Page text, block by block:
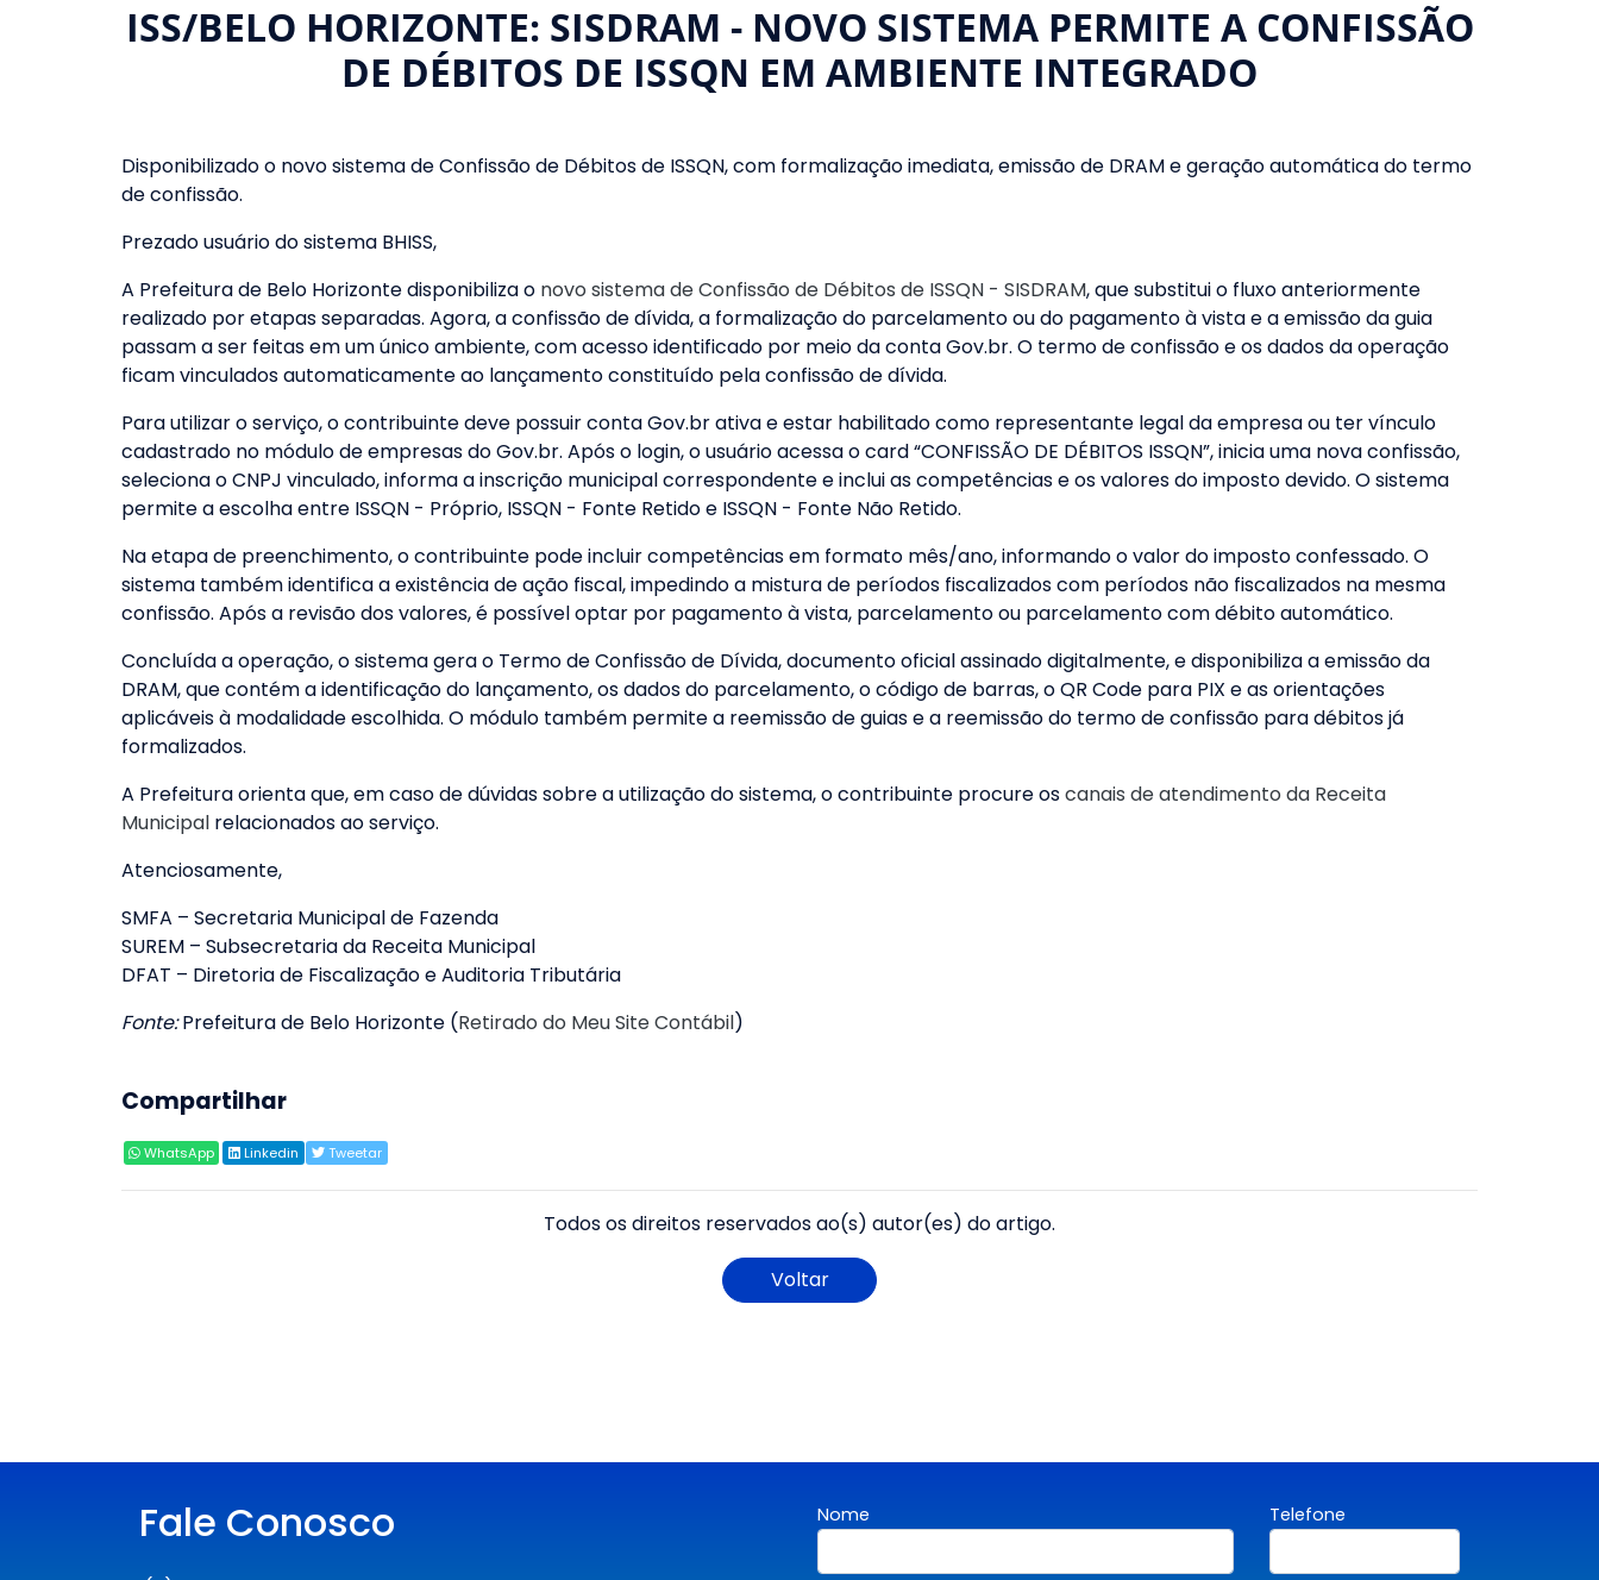
ISS/BELO HORIZONTE: SISDRAM - NOVO SISTEMA PERMITE A CONFISSÃO
DE DÉBITOS DE ISSQN EM AMBIENTE INTEGRADO
Disponibilizado o novo sistema de Confissão de Débitos de ISSQN, com formalização imediata, emissão de DRAM e geração automática do termo
de confissão.
Prezado usuário do sistema BHISS,
A Prefeitura de Belo Horizonte disponibiliza o novo sistema de Confissão de Débitos de ISSQN - SISDRAM, que substitui o fluxo anteriormente
realizado por etapas separadas. Agora, a confissão de dívida, a formalização do parcelamento ou do pagamento à vista e a emissão da guia
passam a ser feitas em um único ambiente, com acesso identificado por meio da conta Gov.br. O termo de confissão e os dados da operação
ficam vinculados automaticamente ao lançamento constituído pela confissão de dívida.
Para utilizar o serviço, o contribuinte deve possuir conta Gov.br ativa e estar habilitado como representante legal da empresa ou ter vínculo
cadastrado no módulo de empresas do Gov.br. Após o login, o usuário acessa o card “CONFISSÃO DE DÉBITOS ISSQN”, inicia uma nova confissão,
seleciona o CNPJ vinculado, informa a inscrição municipal correspondente e inclui as competências e os valores do imposto devido. O sistema
permite a escolha entre ISSQN - Próprio, ISSQN - Fonte Retido e ISSQN - Fonte Não Retido.
Na etapa de preenchimento, o contribuinte pode incluir competências em formato mês/ano, informando o valor do imposto confessado. O
sistema também identifica a existência de ação fiscal, impedindo a mistura de períodos fiscalizados com períodos não fiscalizados na mesma
confissão. Após a revisão dos valores, é possível optar por pagamento à vista, parcelamento ou parcelamento com débito automático.
Concluída a operação, o sistema gera o Termo de Confissão de Dívida, documento oficial assinado digitalmente, e disponibiliza a emissão da
DRAM, que contém a identificação do lançamento, os dados do parcelamento, o código de barras, o QR Code para PIX e as orientações
aplicáveis à modalidade escolhida. O módulo também permite a reemissão de guias e a reemissão do termo de confissão para débitos já
formalizados.
A Prefeitura orienta que, em caso de dúvidas sobre a utilização do sistema, o contribuinte procure oscanais de atendimento da Receita
Municipal relacionados ao serviço.
Atenciosamente,
SMFA – Secretaria Municipal de Fazenda
SUREM – Subsecretaria da Receita Municipal
DFAT – Diretoria de Fiscalização e Auditoria Tributária
Fonte:Prefeitura de Belo Horizonte (Retirado do Meu Site Contábil)
Compartilhar
WhatsApp Linkedin Tweetar
Todos os direitos reservados ao(s) autor(es) do artigo.
Voltar
Fale Conosco Nome Telefone